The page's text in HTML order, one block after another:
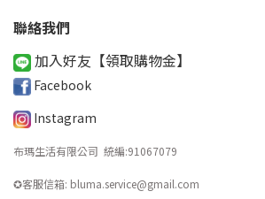
聯絡我們
加入好友【領取購物金】
Facebook
Instagram
布瑪生活有限公司 統編:91067079
✪客服信箱: bluma.service@gmail.com